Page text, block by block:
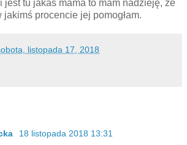
jest tu jakaś mama to mam nadzieję, że
jakimś procencie jej pomogłam.
listopada 17, 2018
18 listopada 2018 13:31